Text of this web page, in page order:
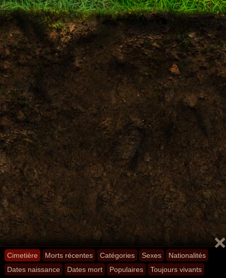
Cimetière Morts récentes Catégories Sexes
Nationalités
Dates naissance
Dates mort Populaires Toujours vivants